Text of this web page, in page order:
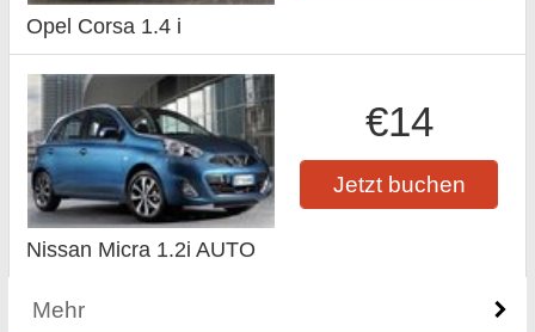
Opel Corsa 1.4 i
€14
Jetzt buchen
Nissan Micra 1.2i AUTO
Mehr